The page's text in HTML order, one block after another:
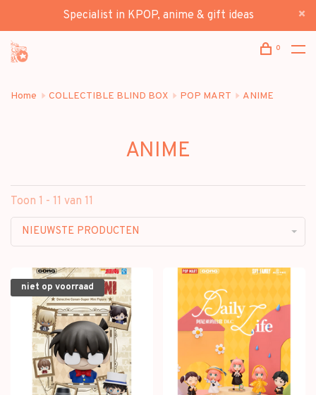
Specialist in KPOP, anime & gift ideas
0
Home COLLECTIBLE BLIND BOX POP MART ANIME
ANIME
Toon 1 - 11 van 11
NIEUWSTE PRODUCTEN
niet op voorraad